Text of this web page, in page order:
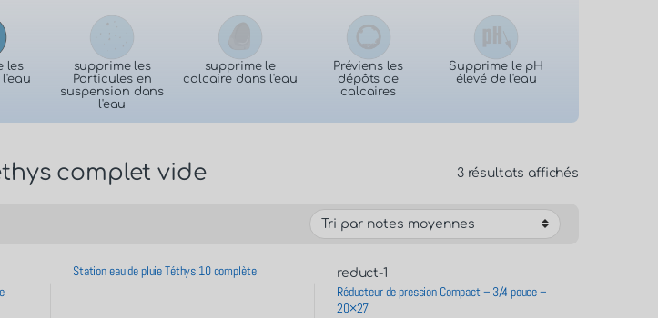
les
supprime les
Particules en
suspension dans
l'eau
supprime le
calcaire dans l'eau
Préviens les
dépôts de
calcaires
Supprime le pH
élevé de l'eau
complet vide 3 résultats affichés
Station eau de pluie Téthys 10 complète reduct-1
Réducteur de pression Compact – 3/4 pouce –
20×27